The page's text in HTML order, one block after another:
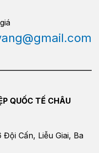
QUỐC TẾ CHÂU
Cấn, Liễu Giai, Ba